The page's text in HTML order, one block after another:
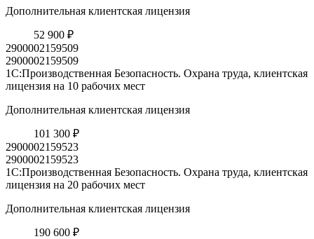
Дополнительная клиентская лицензия
52 900 ₽
2900002159509
2900002159509
1С:Производственная Безопасность. Охрана труда, клиентская
лицензия на 10 рабочих мест
Дополнительная клиентская лицензия
101 300 ₽
2900002159523
2900002159523
1С:Производственная Безопасность. Охрана труда, клиентская
лицензия на 20 рабочих мест
Дополнительная клиентская лицензия
190 600 ₽